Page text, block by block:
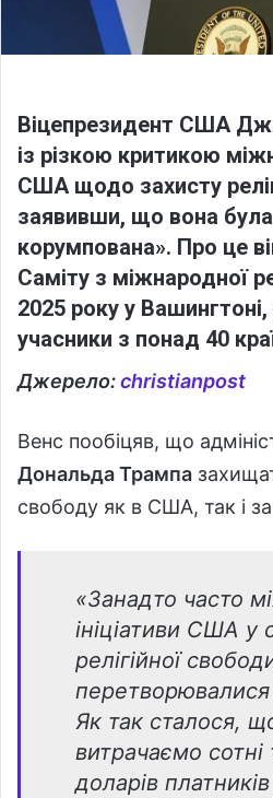
Віцепрезидент США
із різкою критикою
США щодо захисту
заявивши, що вона була
корумпована». Про це
Саміту з міжнародної
2025 року у
учасники з понад 40
Джерело:christianpost
Венс пообіцяв, що
Дональда Трампа
свободу як в США, так і
«Занадто часто
ініціативи США у
релігійної
Як так сталося,
витрачаємо сотні
доларів